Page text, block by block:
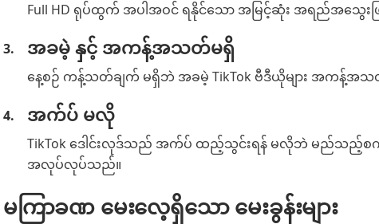
Full HD ရုပ်ထွက် အပါအဝင် ရနိုင်သော အမြင့်ဆုံး အရည်အသွေးဖြင့်
အခမဲ့ နှင့် အကန့်အသတ်မရှိ
နေ့စဉ် ကန့်သတ်ချက် မရှိဘဲ အခမဲ့ TikTok ဗီဒီယိုများ အကန့်အသတ်
အက်ပ် မလို
TikTok ဒေါင်းလုဒ်သည် အက်ပ် ထည့်သွင်းရန် မလိုဘဲ မည်သည့်စ
အလုပ်လုပ်သည်။
မကြာခဏ မေးလေ့ရှိသော မေးခွန်းများ